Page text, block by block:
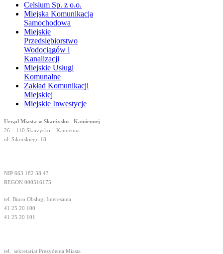
Celsium Sp. z o.o.
Miejska Komunikacja
Samochodowa
Miejskie
Przedsiębiorstwo
Wodociągów i
Kanalizacji
Miejskie Usługi
Komunalne
Zakład Komunikacji
Miejskiej
Miejskie Inwestycje
Urząd Miasta w Skarżysku - Kamiennej
26 – 110 Skarżysko – Kamienna
ul. Sikorskiego 18
NIP 663 182 38 43
REGON 000516175
tel. Biuro Obsługi Interesanta
41 25 20 100
41 25 20 101
tel. sekretariat Prezydenta Miasta